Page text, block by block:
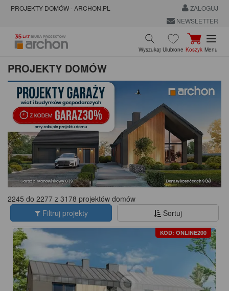
PROJEKTY DOMÓW - ARCHON.PL
ZALOGUJ
NEWSLETTER
Wyszukaj Ulubione Koszyk Menu
PROJEKTY DOMÓW
2245 do 2277 z 3178 projektów domów
Filtruj projekty
Sortuj
KOD: ONLINE200